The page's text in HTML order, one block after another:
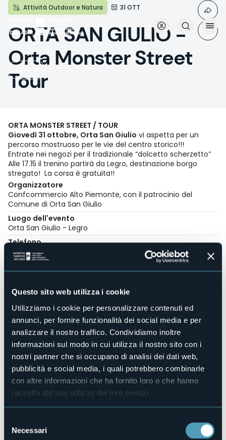
Questo sito web utilizza i cookie
Utilizziamo i cookie per personalizzare contenuti ed
annunci, per fornire funzionalità dei social media e per
analizzare il nostro traffico. Condividiamo inoltre
informazioni sul modo in cui utilizza il nostro sito con i
nostri partner che si occupano di analisi dei dati web,
pubblicità e social media, i quali potrebbero combinarle
con altre informazioni che ha fornito loro o che hanno
raccolto dal suo utilizzo dei loro servizi.
delNecessari
Salta
principale
Attività Outdoor e Natura 31 OTT
ORTA SAN GIULIO -
Orta Monster Street
Tour
ORTA MONSTER STREET / TOUR
Giovedì 31 ottobre, Orta San Giulio vi aspetta per un
percorso mostruoso per le vie del centro storico!!!
Entrate nei negozi per il tradizionale “dolcetto scherzetto”
Alle 17.15 il trenino partirà da Legro, destinazione borgo
stregato! La corsa è gratuita!!
Organizzatore
Confcommercio Alto Piemonte, con il patrocinio del
Comune di Orta San Giulio
Luogo dell'evento
Orta San Giulio - Legro
Telefono
+39 0321 614441
28016 - Orta San Giulio (NO)
Apri mappa